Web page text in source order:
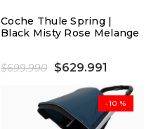
Coche Thule Spring |
Black Misty Rose Melange
$699.990 $629.991
-10 %